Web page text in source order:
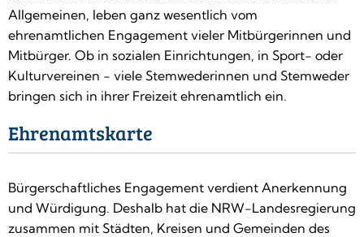
Allgemeinen, leben ganz wesentlich vom
ehrenamtlichen Engagement vieler Mitbürgerinnen und
Mitbürger. Ob in sozialen Einrichtungen, in Sport- oder
Kulturvereinen - viele Stemwederinnen und Stemweder
bringen sich in ihrer Freizeit ehrenamtlich ein.
Ehrenamtskarte
Bürgerschaftliches Engagement verdient Anerkennung
und Würdigung. Deshalb hat die NRW-Landesregierung
zusammen mit Städten, Kreisen und Gemeinden des